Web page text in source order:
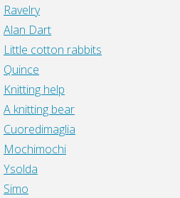
Ravelry
Alan Dart
Little cotton rabbits
Quince
Knitting help
A knitting bear
Cuoredimaglia
Mochimochi
Ysolda
Simo